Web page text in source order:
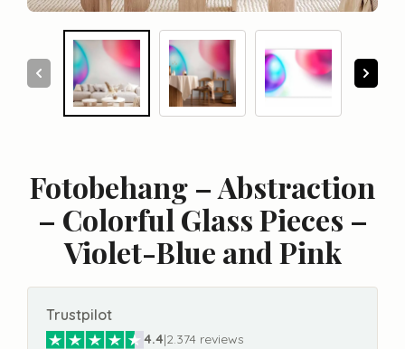
Fotobehang – Abstraction
– Colorful Glass Pieces –
Violet-Blue and Pink
Trustpilot
4.4|2.374 reviews